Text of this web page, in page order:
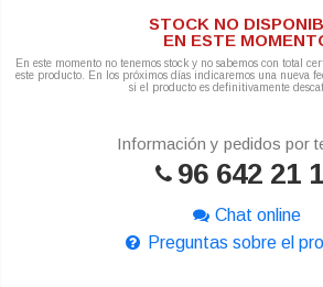
STOCK NO
EN ESTE
En este momento no tenemos stock y no sabemos con total
este producto. En los próximos días indicaremos una nueva
si el producto es definitivamente
Información y pedidos por
96 642 21
Chat online
Preguntas sobre el